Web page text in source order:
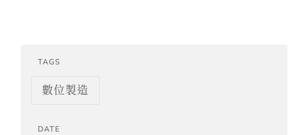
TAGS
數位製造
DATE